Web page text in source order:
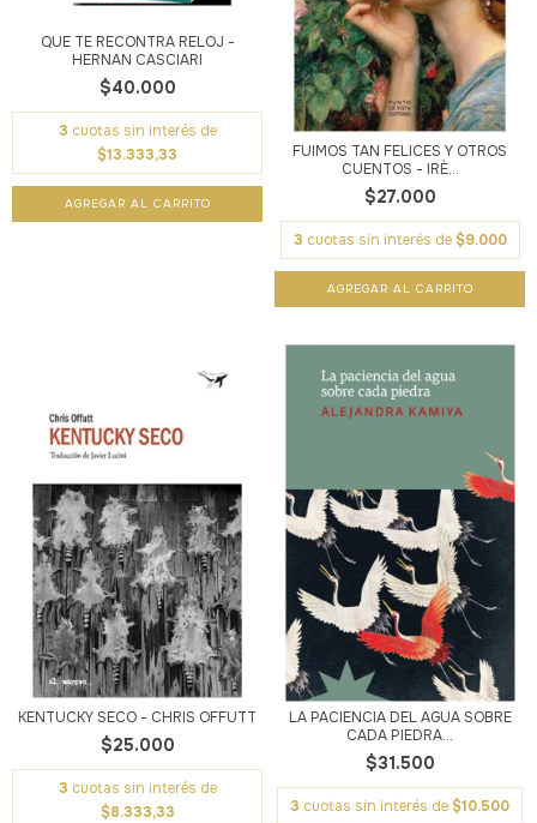
QUE TE RECONTRA RELOJ -
HERNAN CASCIARI
$40.000
3 cuotas sin interés de
$13.333,33
FUIMOS TAN FELICES Y OTROS
CUENTOS - IRÈ...
$27.000
3 cuotas sin interés de $9.000
KENTUCKY SECO - CHRIS OFFUTT
$25.000
3 cuotas sin interés de
$8.333,33
LA PACIENCIA DEL AGUA SOBRE
CADA PIEDRA...
$31.500
3 cuotas sin interés de $10.500